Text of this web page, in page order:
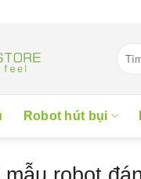
kiếm:
Robot hút bụi